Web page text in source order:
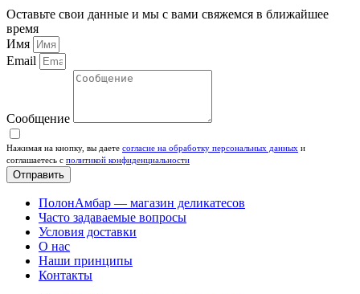
Оставьте свои данные и мы с вами свяжемся в ближайшее
время
Имя
Email
Сообщение
Нажимая на кнопку, вы даете согласие на обработку персональных данных и
соглашаетесь c политикой конфиденциальности
Отправить
ПолонАмбар — магазин деликатесов
Часто задаваемые вопросы
Условия доставки
О нас
Наши принципы
Контакты